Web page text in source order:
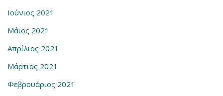
Ιούνιος 2021
Μάιος 2021
Απρίλιος 2021
Μάρτιος 2021
Φεβρουάριος 2021